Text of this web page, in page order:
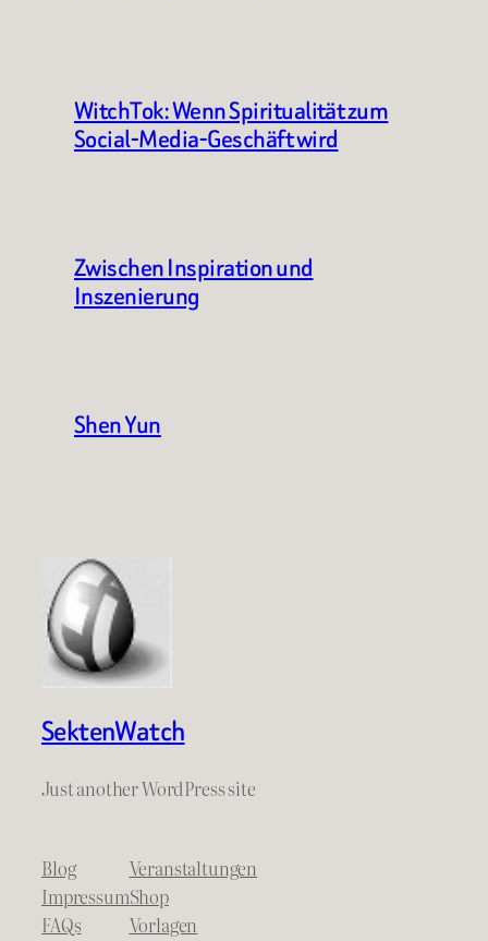
WitchTok: Wenn Spiritualität zum
Social-Media-Geschäft wird
Zwischen Inspiration und
Inszenierung
Shen Yun
SektenWatch
Just another WordPress site
Blog
Impressum
FAQs
Veranstaltungen
Shop
Vorlagen